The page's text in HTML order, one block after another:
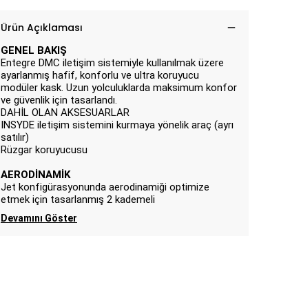
Ürün Açıklaması
GENEL BAKIŞ
Entegre DMC iletişim sistemiyle kullanılmak üzere
ayarlanmış hafif, konforlu ve ultra koruyucu
modüler kask. Uzun yolculuklarda maksimum konfor
ve güvenlik için tasarlandı.
DAHİL OLAN AKSESUARLAR
INSYDE iletişim sistemini kurmaya yönelik araç (ayrı
satılır)
Rüzgar koruyucusu
AERODİNAMİK
Jet konfigürasyonunda aerodinamiği optimize
etmek için tasarlanmış 2 kademeli
Devamını Göster